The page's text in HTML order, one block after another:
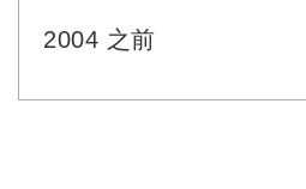
2004 之前